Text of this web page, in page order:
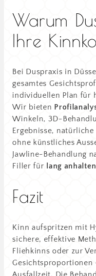
Warum
Ihre
Bei Duspraxis in
gesamtes
individuellen Plan für
Wir bieten
Winkeln, 3D-
Ergebnisse,
ohne künstliches
Jawline-Behandlung
Filler für lang
Fazit
Kinn aufspritzen mit
sichere, effektive
Fliehkinns oder zur
Gesichtsproportionen